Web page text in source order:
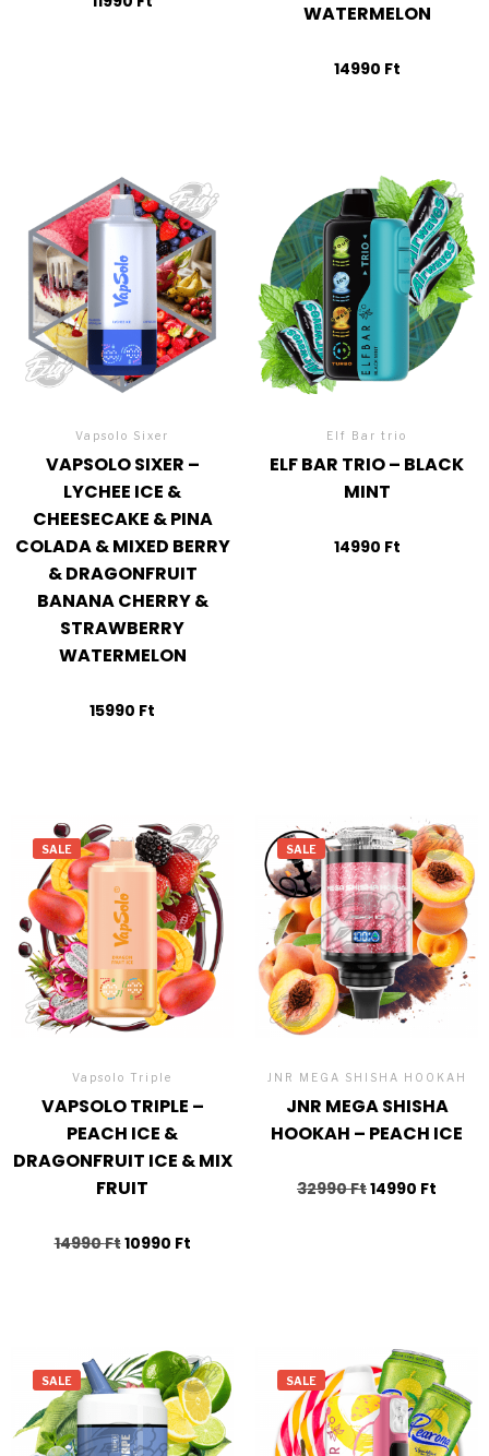
WATERMELON
14990 Ft
Vapsolo Sixer
VAPSOLO SIXER –
LYCHEE ICE &
CHEESECAKE & PINA
COLADA & MIXED BERRY
& DRAGONFRUIT
BANANA CHERRY &
STRAWBERRY
WATERMELON
15990 Ft
Elf Bar trio
ELF BAR TRIO – BLACK
MINT
14990 Ft
SALE
Vapsolo Triple
VAPSOLO TRIPLE –
PEACH ICE &
DRAGONFRUIT ICE & MIX
FRUIT
14990Ft10990 Ft
SALE
JNR MEGA SHISHA HOOKAH
JNR MEGA SHISHA
HOOKAH – PEACH ICE
32990Ft14990 Ft
SALE SALE